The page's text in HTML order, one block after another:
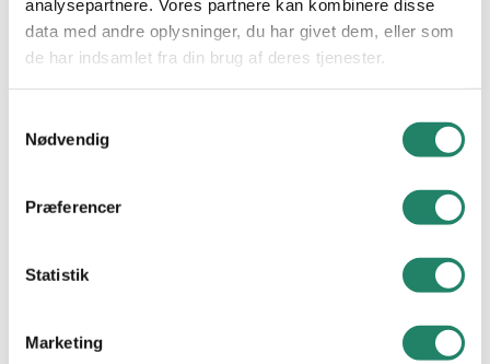
analysepartnere. Vores partnere kan kombinere disse
data med andre oplysninger, du har givet dem, eller som
de har indsamlet fra din brug af deres tjenester.
Nødvendig
Præferencer
Statistik
Marketing
VIDEN
Cradle to Cradle
Nyheder
Ofte Stillede Spørgsmål
KATRINELUND 7120 VEJLE